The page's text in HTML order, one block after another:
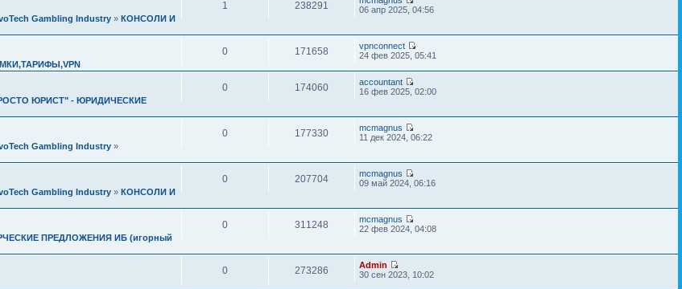
Gambling Industry » КОНСОЛИ И
1 238291
06 апр 2025, 04:56
0 171658
vpnconnect
24 фев 2025, 05:41
ЮРИСТ" - ЮРИДИЧЕСКИЕ
0 174060
accountant
16 фев 2025, 02:00
Gambling Industry »
0 177330
mcmagnus
11 дек 2024, 06:22
Gambling Industry » КОНСОЛИ И
0 207704
mcmagnus
09 май 2024, 06:16
ПРЕДЛОЖЕНИЯ ИБ (игорный
0 311248
mcmagnus
22 фев 2024, 04:08
0 273286
Admin
30 сен 2023, 10:02